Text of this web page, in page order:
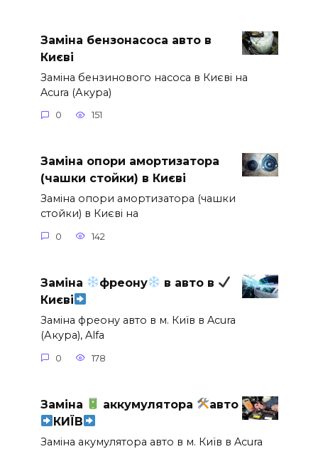
Заміна бензонасоса авто в
Києві
Заміна бензинового насоса в Києві на
Acura (Акура)
0 151
Заміна опори амортизатора
(чашки стойки) в Києві
Заміна опори амортизатора (чашки
стойки) в Києві на
0 142
Заміна фреону
в авто в
Києві
Заміна фреону авто в м. Київ в Acura
(Акура), Alfa
0 178
Заміна аккумулятора
авто
КИЇВ
Заміна акумулятора авто в м. Київ в Acura